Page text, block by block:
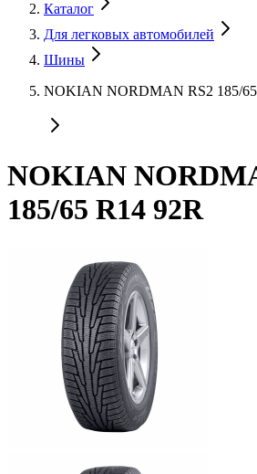
Каталог
Для легковых автомобилей
Шины
NOKIAN NORDMAN RS2 185/65
NOKIAN
185/65 R14 92R